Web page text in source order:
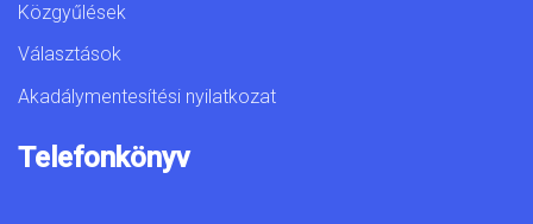
Közgyűlések
Választások
Akadálymentesítési nyilatkozat
Telefonkönyv